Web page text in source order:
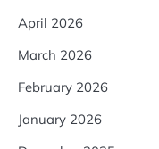
April 2026
March 2026
February 2026
January 2026